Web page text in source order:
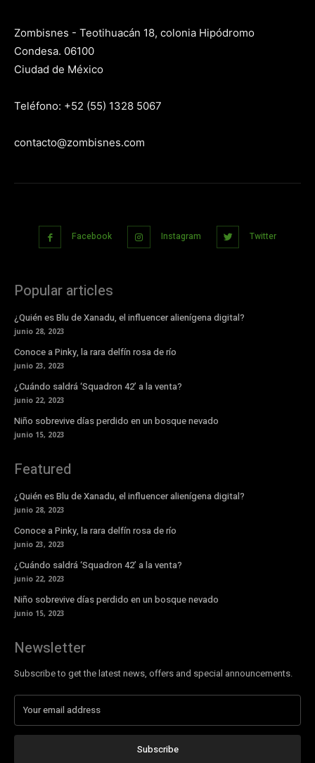
Zombisnes - Teotihuacán 18, colonia Hipódromo
Condesa. 06100
Ciudad de México
Teléfono: +52 (55) 1328 5067
contacto@zombisnes.com
Facebook Instagram Twitter
Popular articles
¿Quién es Blu de Xanadu, el influencer alienígena digital?
junio 28, 2023
Conoce a Pinky, la rara delfín rosa de río
junio 23, 2023
¿Cuándo saldrá ‘Squadron 42’ a la venta?
junio 22, 2023
Niño sobrevive días perdido en un bosque nevado
junio 15, 2023
Featured
¿Quién es Blu de Xanadu, el influencer alienígena digital?
junio 28, 2023
Conoce a Pinky, la rara delfín rosa de río
junio 23, 2023
¿Cuándo saldrá ‘Squadron 42’ a la venta?
junio 22, 2023
Niño sobrevive días perdido en un bosque nevado
junio 15, 2023
Newsletter
Subscribe to get the latest news, offers and special announcements.
Subscribe